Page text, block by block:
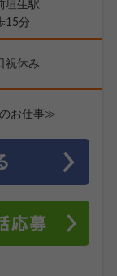
垣生駅
15分
祝休み
お仕事≫